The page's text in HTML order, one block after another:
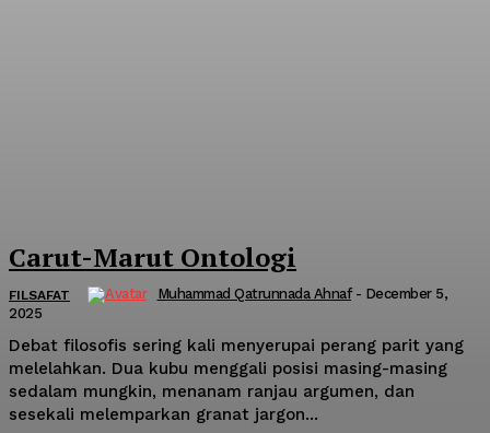
Carut-Marut Ontologi
FILSAFAT Muhammad Qatrunnada Ahnaf - December 5,
2025
Debat filosofis sering kali menyerupai perang parit yang
melelahkan. Dua kubu menggali posisi masing-masing
sedalam mungkin, menanam ranjau argumen, dan
sesekali melemparkan granat jargon...